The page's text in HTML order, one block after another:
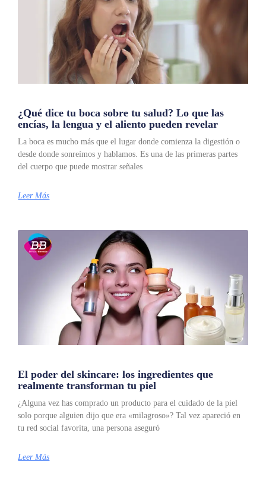
¿Qué dice tu boca sobre tu salud? Lo que las
encías, la lengua y el aliento pueden revelar
La boca es mucho más que el lugar donde comienza la digestión o
desde donde sonreímos y hablamos. Es una de las primeras partes
del cuerpo que puede mostrar señales
Leer Más
El poder del skincare: los ingredientes que
realmente transforman tu piel
¿Alguna vez has comprado un producto para el cuidado de la piel
solo porque alguien dijo que era «milagroso»? Tal vez apareció en
tu red social favorita, una persona aseguró
Leer Más